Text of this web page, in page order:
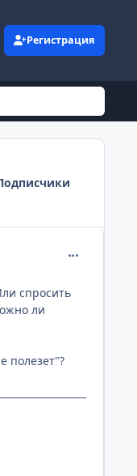
Регистрация
спросить
ли
полезет"?